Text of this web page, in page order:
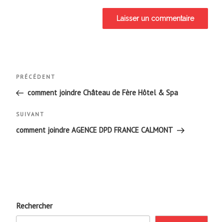
Navigation
de
l’article
Article
précédent
PRÉCÉDENT
comment joindre Château de Fère Hôtel & Spa
Article
suivant
SUIVANT
comment joindre AGENCE DPD FRANCE CALMONT
Rechercher